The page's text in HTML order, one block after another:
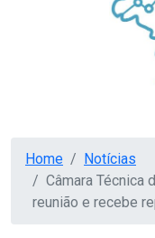
Home
Notícias
Câmara Técnica
reunião e recebe